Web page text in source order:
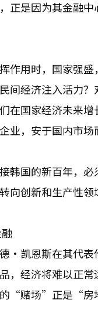
是因为其金融中
作用时，国家强
间经济注入活力
在国家经济未来
业，安于国内市场
韩国的新百年，
向创新和生产性
·凯恩斯在其代表
，经济将难以正
“赌场”正是“房